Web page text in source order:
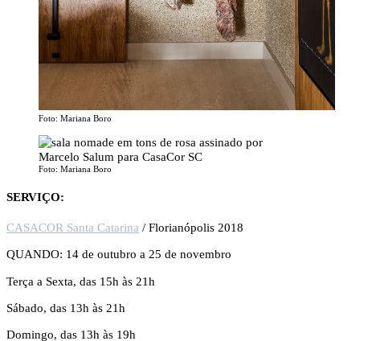
Foto: Mariana Boro
Foto: Mariana Boro
SERVIÇO:
CASACOR Santa Catarina / Florianópolis 2018
QUANDO: 14 de outubro a 25 de novembro
Terça a Sexta, das 15h às 21h
Sábado, das 13h às 21h
Domingo, das 13h às 19h